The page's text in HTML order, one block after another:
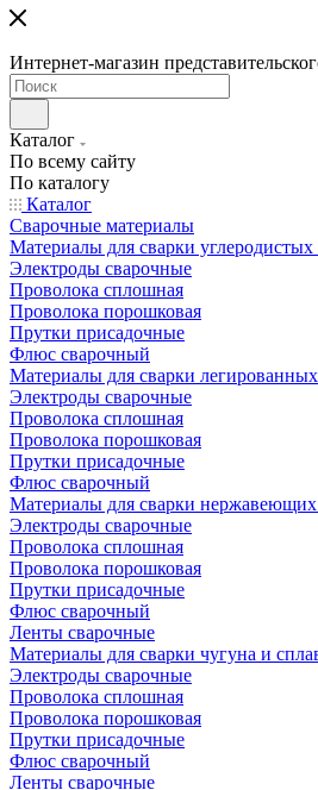
Интернет-магазин
Каталог
По всему сайту
По каталогу
Каталог
Сварочные материалы
Материалы для сварки
Электроды сварочные
Проволока сплошная
Проволока порошковая
Прутки присадочные
Флюс сварочный
Материалы для сварки
Электроды сварочные
Проволока сплошная
Проволока порошковая
Прутки присадочные
Флюс сварочный
Материалы для сварки нержавеющих
Электроды сварочные
Проволока сплошная
Проволока порошковая
Прутки присадочные
Флюс сварочный
Ленты сварочные
Материалы для сварки чугуна и
Электроды сварочные
Проволока сплошная
Проволока порошковая
Прутки присадочные
Флюс сварочный
Ленты сварочные